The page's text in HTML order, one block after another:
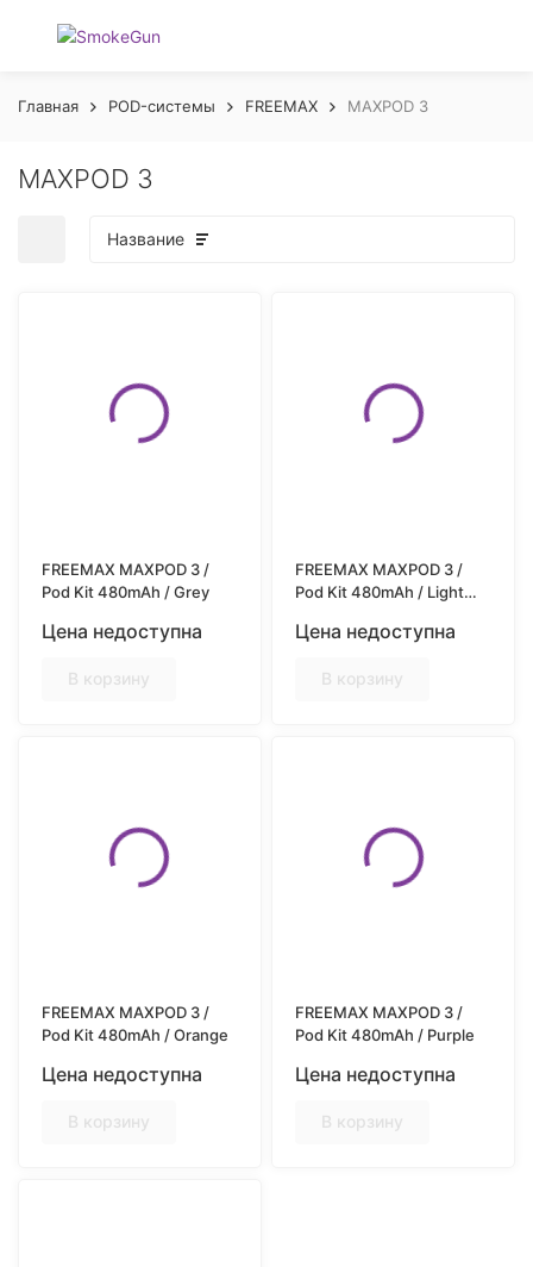
Главная POD-системы FREEMAX MAXPOD 3
MAXPOD 3
Название
FREEMAX MAXPOD 3 /
Pod Kit 480mAh / Grey
Цена недоступна
В корзину
FREEMAX MAXPOD 3 /
Pod Kit 480mAh / Light
Цена недоступна
В корзину
FREEMAX MAXPOD 3 /
Pod Kit 480mAh / Orange
Цена недоступна
В корзину
FREEMAX MAXPOD 3 /
Pod Kit 480mAh / Purple
Цена недоступна
В корзину